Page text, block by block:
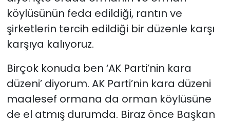
köylüsünün feda edildiği, rantın ve
şirketlerin tercih edildiği bir düzenle karşı
karşıya kalıyoruz.
Birçok konuda ben ‘AK Parti’nin kara
düzeni’ diyorum. AK Parti’nin kara düzeni
maalesef ormana da orman köylüsüne
de el atmış durumda. Biraz önce Başkan